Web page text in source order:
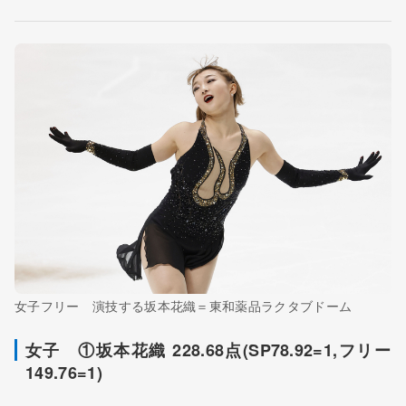
女子フリー 演技する坂本花織＝東和薬品ラクタブドーム
女子 ①坂本花織 228.68点(SP78.92=1,フリー
149.76=1)